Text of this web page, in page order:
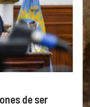
de ser